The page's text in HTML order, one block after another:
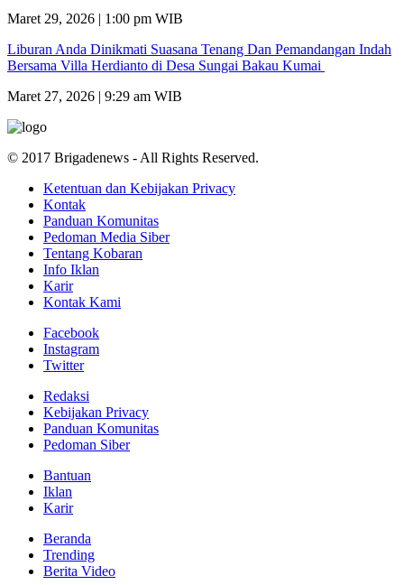
Maret 29, 2026 | 1:00 pm WIB
Liburan Anda Dinikmati Suasana Tenang Dan Pemandangan Indah
Bersama Villa Herdianto di Desa Sungai Bakau Kumai
Maret 27, 2026 | 9:29 am WIB
© 2017 Brigadenews - All Rights Reserved.
Ketentuan dan Kebijakan Privacy
Kontak
Panduan Komunitas
Pedoman Media Siber
Tentang Kobaran
Info Iklan
Karir
Kontak Kami
Facebook
Instagram
Twitter
Redaksi
Kebijakan Privacy
Panduan Komunitas
Pedoman Siber
Bantuan
Iklan
Karir
Beranda
Trending
Berita Video